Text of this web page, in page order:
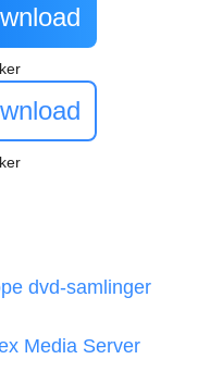
dvd-samlinger
Media Server